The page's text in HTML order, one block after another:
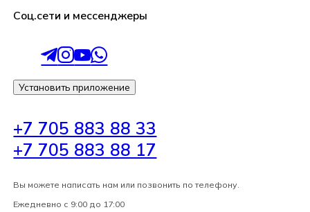
+7 705 883 88 33
+7 705 883 88 17
Вы можете написать нам или позвонить по телефону.
Ежедневно с 9:00 до 17:00
Соц.сети и мессенджеры
Установить приложение